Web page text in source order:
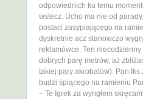
odpowiednich ku temu
wstecz. Ucho ma nie od
postaci zasypiającego na
dyskretnie acz stanowczo
reklamówce. Ten
dobrych parę metrów, aż
takiej pary akrobatów). Pan
budzi śpiącego na ramieniu
– Te Igrek za wyngłem